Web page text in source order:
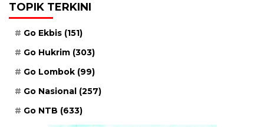
TOPIK TERKINI
Go Ekbis (151)
Go Hukrim (303)
Go Lombok (99)
Go Nasional (257)
Go NTB (633)